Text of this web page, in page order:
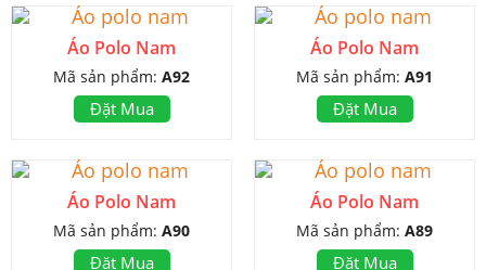
Áo Polo Nam
Mã sản phẩm: A92
Đặt Mua
Áo Polo Nam
Mã sản phẩm: A91
Đặt Mua
Áo Polo Nam
Mã sản phẩm: A90
Đặt Mua
Áo Polo Nam
Mã sản phẩm: A89
Đặt Mua